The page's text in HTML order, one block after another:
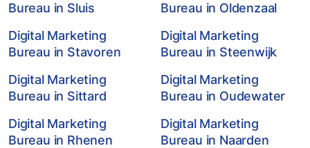
Bureau in Sluis
Bureau in Oldenzaal
Digital Marketing
Bureau in Stavoren
Digital Marketing
Bureau in Steenwijk
Digital Marketing
Bureau in Sittard
Digital Marketing
Bureau in Oudewater
Digital Marketing
Bureau in Rhenen
Digital Marketing
Bureau in Naarden